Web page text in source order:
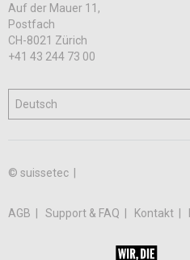
Auf der Mauer 11,
Postfach
CH-8021 Zürich
+41 43 244 73 00
© suissetec |
AGB Support & FAQ Kontakt